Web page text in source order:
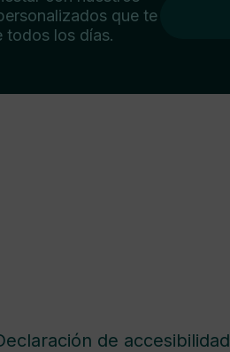
que te
todos los días.
de accesibilidad